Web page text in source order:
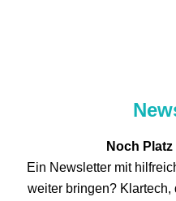
Noch
Ein Newsletter mit
weiter bringen? Klartech,